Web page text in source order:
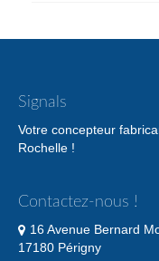
Signals
Votre concepteur
Rochelle !
Contactez-nous !
16 Avenue Bernard
17180 Périgny